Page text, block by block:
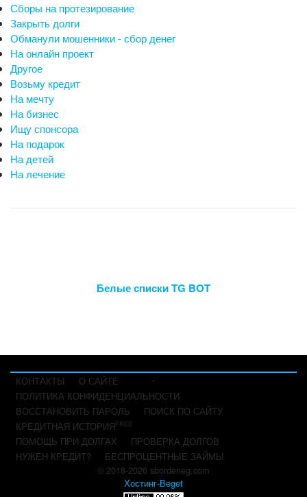
Сборы на протезирование
Закрыть долги
Обманули мошенники - сбор денег
На онлайн проект
Другое
Возьму кредит
На мечту
На бизнес
Ищу спонсора
На подарок
На детей
На лечение
Белые списки TG BOT
-
КОНТАКТЫ
О САЙТЕ
ПОЛИТИКА КОНФИДЕНЦИАЛЬНОСТИ
ВОССТАНОВИТЬ ПАРОЛЬ
ПОИСК ПО САЙТУ
КРЕДИТНАЯ ИСТОРИЯFREE
ПОМОЩЬ ПРИ ДОЛГАХ
ПРОВЕРКА ДОЛГОВ
НУЖЕН КРЕДИТ?
БЕСПРОЦЕНТНЫЕ ЗАЙМЫ
© 2018-2026 sbordeneg.com
Хостинг-Beget